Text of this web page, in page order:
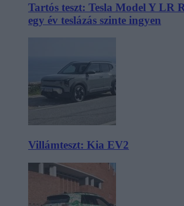
Tartós teszt: Tesla Model Y LR
egy év teslázás szinte ingyen
Villámteszt: Kia EV2